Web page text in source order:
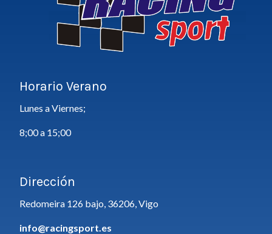
Horario Verano
Lunes a Viernes;
8;00 a 15;00
Dirección
Redomeira 126 bajo, 36206, Vigo
info@racingsport.es